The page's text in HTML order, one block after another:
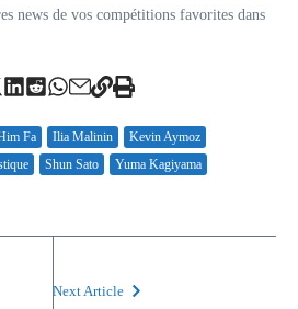
news de vos compétitions favorites dans
Fa Ilia Malinin
Kevin Aymoz
Shun Sato Yuma Kagiyama
Next Article